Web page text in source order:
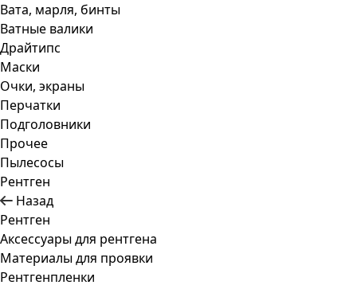
Вата, марля, бинты
Ватные валики
Драйтипс
Маски
Очки, экраны
Перчатки
Подголовники
Прочее
Пылесосы
Рентген
Назад
Рентген
Аксессуары для рентгена
Материалы для проявки
Рентгенпленки